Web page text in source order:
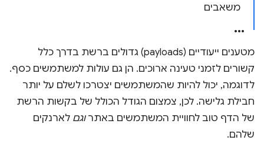
משאבים
מטענים ייעודיים (payloads) גדולים ברשת בדרך כלל
קשורים לזמני טעינה ארוכים. הן גם עולות למשתמשים כסף.
לדוגמה, יכול להיות שהמשתמשים יצטרכו לשלם על יותר
חבילת גלישה. לכן, צמצום הגודל הכולל של בקשות הרשת
של הדף טוב לחוויית המשתמשים באתרוגם לארנקים
שלהם.